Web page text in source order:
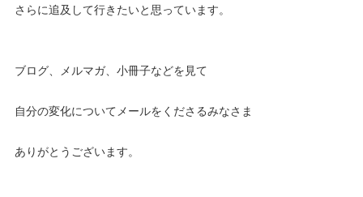
さらに追及して行きたいと思っています。
ブログ、メルマガ、小冊子などを見て
自分の変化についてメールをくださるみなさま
ありがとうございます。